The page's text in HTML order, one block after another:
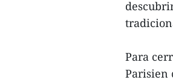
Para
Parisien